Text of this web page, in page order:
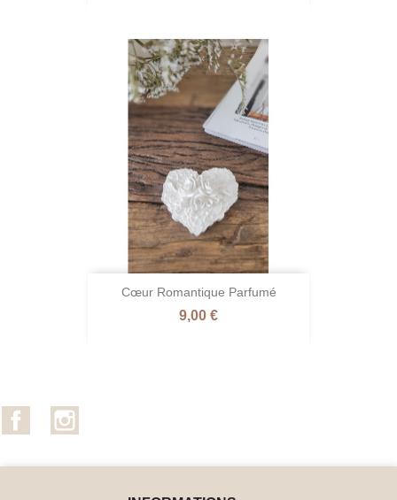
Cœur Romantique Parfumé
Prix
9,00 €
Facebook